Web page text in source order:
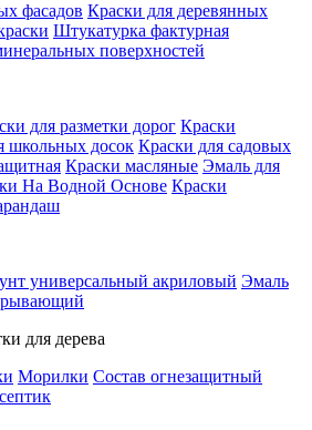
фасадов Краски для деревянных
Штукатурка фактурная
поверхностей
для разметки дорог Краски
школьных досок Краски для садовых
Краски масляные Эмаль для
На Водной Основе Краски
универсальный акриловый Эмаль
для дерева
Морилки Состав огнезащитный